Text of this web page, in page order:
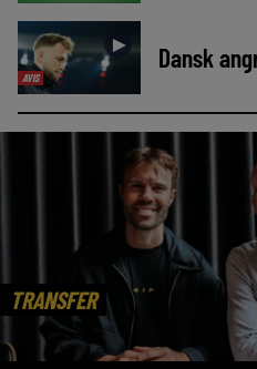
AVIS
► Dansk
TRANSFER